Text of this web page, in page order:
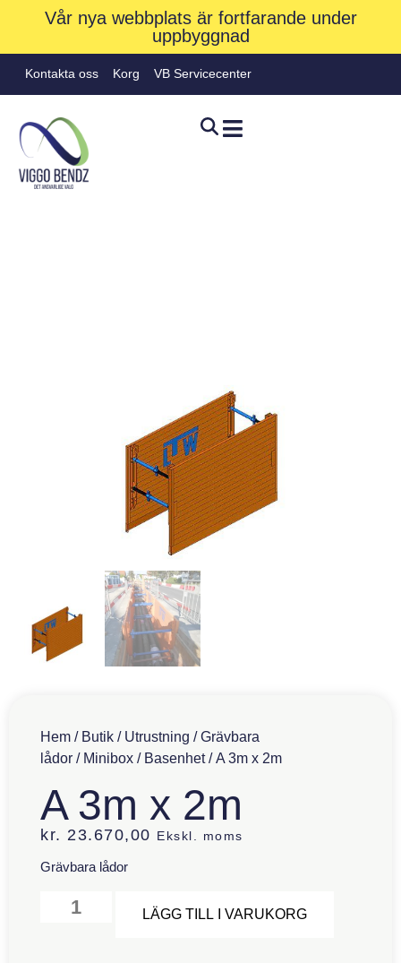
Vår nya webbplats är fortfarande under
uppbyggnad
Kontakta oss Korg VB Servicecenter
Hem / Butik / Utrustning /Grävbara
lådor / Minibox / Basenhet/ A 3m x 2m
A 3m x 2m
kr. 23.670,00 Ekskl. moms
Grävbara lådor
LÄGG TILL I VARUKORG